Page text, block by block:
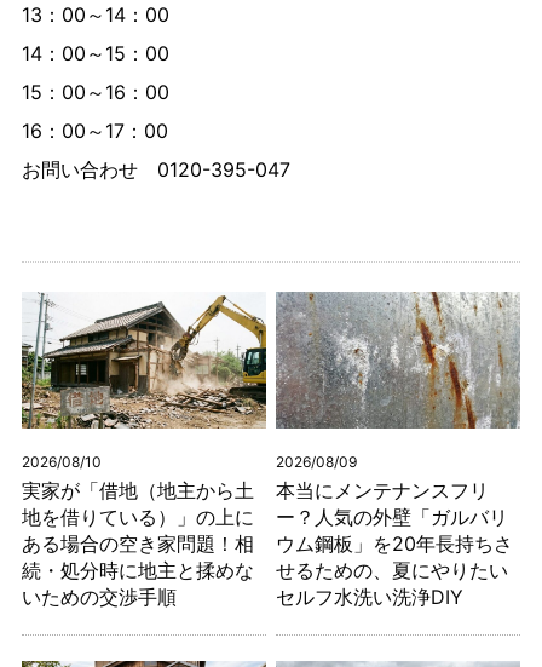
13：00～14：00
14：00～15：00
15：00～16：00
16：00～17：00
お問い合わせ0120-395-047
2026/08/10
実家が「借地（地主から土
地を借りている）」の上に
ある場合の空き家問題！相
続・処分時に地主と揉めな
いための交渉手順
2026/08/09
本当にメンテナンスフリ
ー？人気の外壁「ガルバリ
ウム鋼板」を20年長持ちさ
せるための、夏にやりたい
セルフ水洗い洗浄DIY